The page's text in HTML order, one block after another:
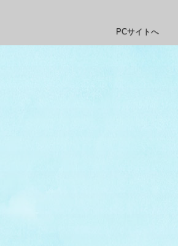
PCサイトへ